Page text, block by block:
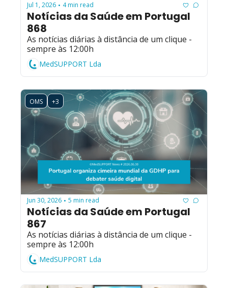
Jul 1, 2026 • 4 min read
Notícias da Saúde em Portugal
868
As notícias diárias à distância de um clique -
sempre às 12:00h
MedSUPPORT Lda
OMS +3
Jun 30, 2026 • 5 min read
Notícias da Saúde em Portugal
867
As notícias diárias à distância de um clique -
sempre às 12:00h
MedSUPPORT Lda